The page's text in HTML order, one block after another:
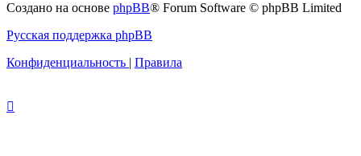
Создано на основе phpBB® Forum Software © phpBB Limited
Русская поддержка phpBB
Конфиденциальность | Правила